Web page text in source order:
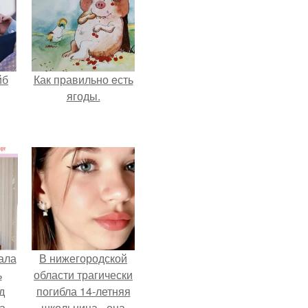
Как правильно eсть
ягоды.
В нижегородской
области трагически
погибла 14-летняя